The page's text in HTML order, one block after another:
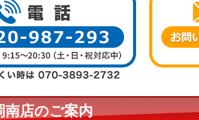
南店のご案内